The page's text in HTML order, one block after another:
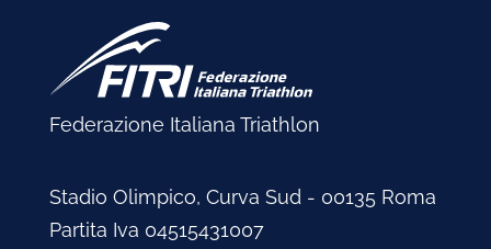
Federazione Italiana Triathlon
Stadio Olimpico, Curva Sud - 00135 Roma
Partita Iva 04515431007